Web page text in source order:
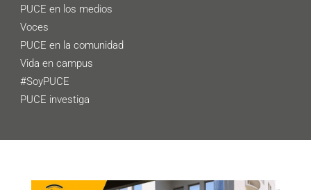
PUCE en los medios
Voces
PUCE en la comunidad
Vida en campus
#SoyPUCE
PUCE investiga